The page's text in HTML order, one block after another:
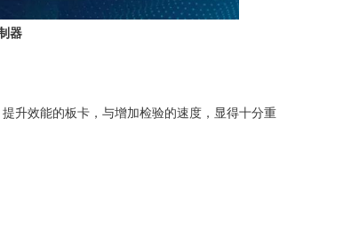
器
升效能的板卡，与增加检验的速度，显得十分重